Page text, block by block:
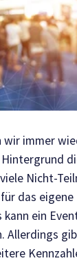
wir immer
Nicht-
das eigene
kann ein
Allerdings